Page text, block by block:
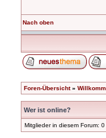
Nach oben
Foren-Übersicht»
Wer ist online?
Mitglieder in diesem Forum: